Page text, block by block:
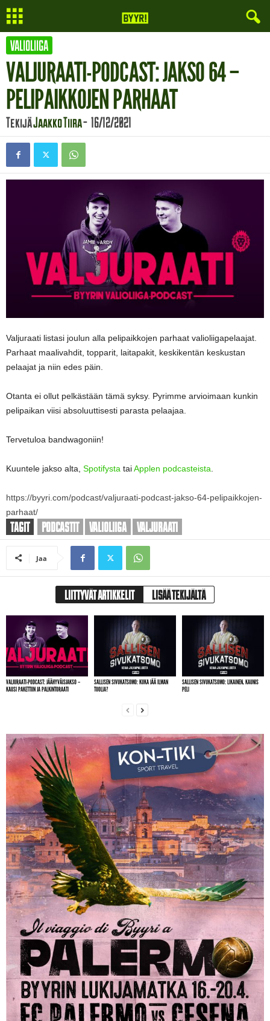
VALIOLIIGA
VALJURAATI-PODCAST: JAKSO 64 –
PELIPAIKKOJEN PARHAAT
TekijäJaakko Tiira- 16/12/2021
Valjuraati listasi joulun alla pelipaikkojen parhaat valioliigapelaajat.
Parhaat maalivahdit, topparit, laitapakit, keskikentän keskustan
pelaajat ja niin edes päin.
Otanta ei ollut pelkästään tämä syksy. Pyrimme arvioimaan kunkin
pelipaikan viisi absoluuttisesti parasta pelaajaa.
Tervetuloa bandwagoniin!
Kuuntele jakso alta, Spotifysta taiApplen podcasteista
https://byyri.com/podcast/valjuraati-podcast-jakso-64-pelipaikkojen-
parhaat/
TAGIT PODCASTIT VALIOLIIGA VALJURAATI
Jaa
LIITTYVÄT ARTIKKELIT LISÄÄ TEKIJÄLTÄ
VALJURAATI-PODCAST: JÄÄHYVÄISJAKSO –
KAUSI PAKETTIIN JA PALKINTORAATI
SALLISEN SIVUKATSOMO: KUKA JÄÄ ILMAN
TUOLIA?
SALLISEN SIVUKATSOMO: LIKAINEN, KAUNIS
PELI